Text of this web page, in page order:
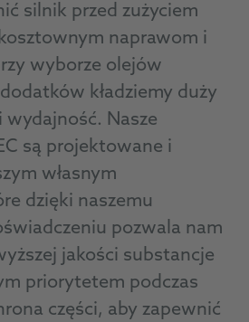
silnik przed zużyciem
naprawom i
wyborze olejów
kładziemy duży
wydajność. Nasze
są projektowane i
własnym
dzięki naszemu
pozwala nam
jakości substancje
priorytetem podczas
części, aby zapewnić